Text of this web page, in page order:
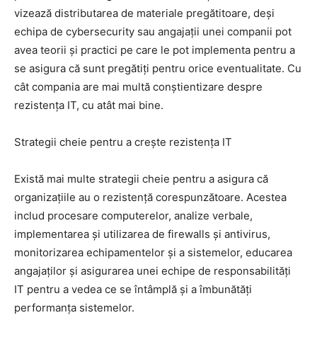
vizează distributarea de materiale pregătitoare, deși
echipa de cybersecurity sau angajații unei companii pot
avea teorii și practici pe care le pot implementa pentru a
se asigura că sunt pregătiți pentru orice eventualitate. Cu
cât compania are mai multă conștientizare despre
rezistența IT, cu atât mai bine.
Strategii cheie pentru a crește rezistența IT
Există mai multe strategii cheie pentru a asigura că
organizațiile au o rezistență corespunzătoare. Acestea
includ procesare computerelor, analize verbale,
implementarea și utilizarea de firewalls și antivirus,
monitorizarea echipamentelor și a sistemelor, educarea
angajaților și asigurarea unei echipe de responsabilități
IT pentru a vedea ce se întâmplă și a îmbunătăți
performanța sistemelor.